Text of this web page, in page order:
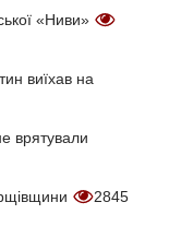
«Ниви»
виїхав на
врятували
2845